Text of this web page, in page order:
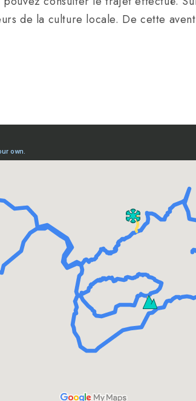
de la culture locale. De cette